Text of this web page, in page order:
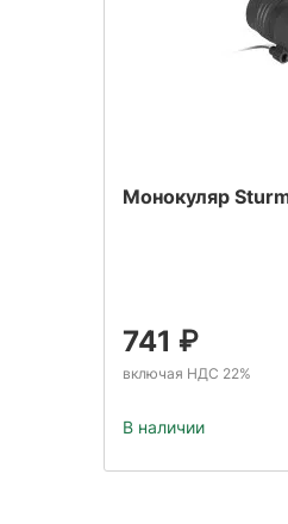
Монокуляр
741 ₽
включая НДС 22%
В наличии